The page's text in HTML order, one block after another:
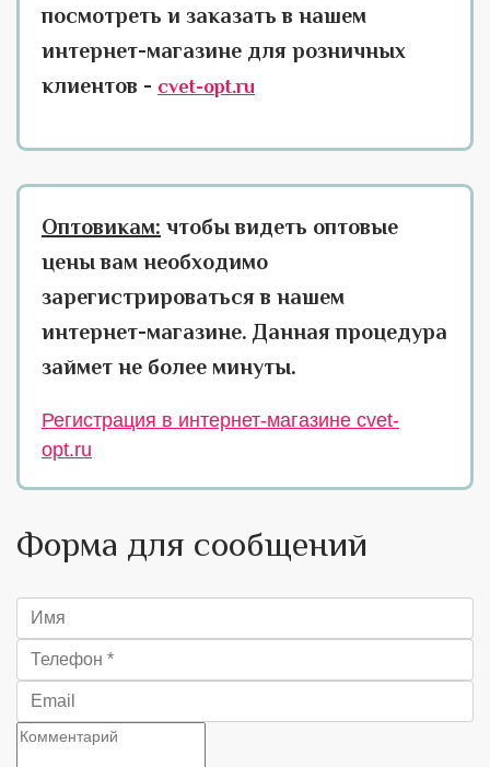
посмотреть и заказать в нашем
интернет-магазине для розничных
клиентов - cvet-opt.ru
Оптовикам: чтобы видеть оптовые
цены вам необходимо
зарегистрироваться в нашем
интернет-магазине. Данная процедура
займет не более минуты.
Регистрация в интернет-магазине cvet-
opt.ru
Форма для сообщений